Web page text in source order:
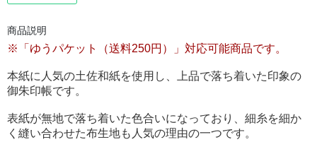
商品説明
※「ゆうパケット（送料250円）」対応可能商品です。
本紙に人気の土佐和紙を使用し、上品で落ち着いた印象の
御朱印帳です。
表紙が無地で落ち着いた色合いになっており、細糸を細か
く縫い合わせた布生地も人気の理由の一つです。